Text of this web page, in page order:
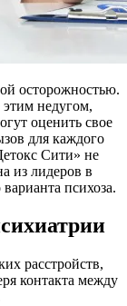
осторожностью.
недугом,
оценить свое
для каждого
Сити» не
из лидеров в
психоза.
расстройств,
контакта между